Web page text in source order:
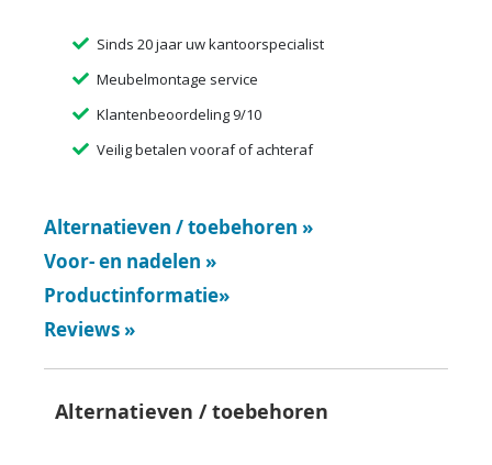
Sinds 20 jaar uw kantoorspecialist
Meubelmontage service
Klantenbeoordeling 9/10
Veilig betalen vooraf of achteraf
Alternatieven / toebehoren »
Voor- en nadelen »
Productinformatie»
Reviews »
Alternatieven / toebehoren